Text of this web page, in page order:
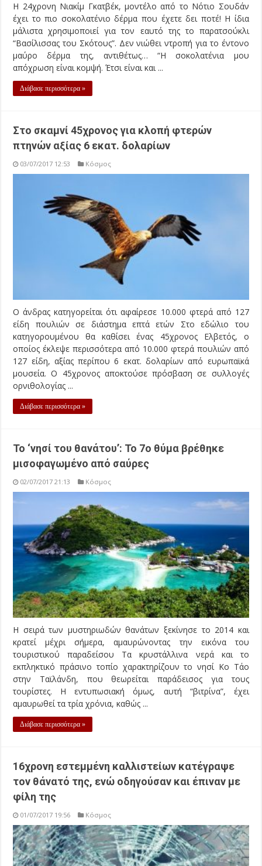
H 24χρονη Nιακίμ Γκατβέκ, μοντέλο από το Νότιο Σουδάν
έχει το πιο σοκολατένιο δέρμα που έχετε δει ποτέ! Η ίδια
μάλιστα χρησιμοποιεί για τον εαυτό της το παρατσούκλι
“Βασίλισσας του Σκότους”. Δεν νιώθει ντροπή για το έντονο
μαύρο δέρμα της, αντιθέτως… “Η σοκολατένια μου
απόχρωση είναι κομψή. Έτσι είναι και ...
Διάβασε περισσότερα »
Στο σκαμνί 45χρονος για κλοπή φτερών
πτηνών αξίας 6 εκατ. δολαρίων
03/07/2017 12:53 Κόσμος
Ο άνδρας κατηγορείται ότι αφαίρεσε 10.000 φτερά από 127
είδη πουλιών σε διάστημα επτά ετών Στο εδώλιο του
κατηγορουμένου θα καθίσει ένας 45χρονος Ελβετός, ο
οποίος έκλεψε περισσότερα από 10.000 φτερά πουλιών από
127 είδη, αξίας περίπου 6 εκατ. δολαρίων από ευρωπαϊκά
μουσεία. Ο 45χρονος αποκτούσε πρόσβαση σε συλλογές
ορνιθολογίας ...
Διάβασε περισσότερα »
Το ‘νησί του θανάτου’: Το 7ο θύμα βρέθηκε
μισοφαγωμένο από σαύρες
02/07/2017 21:13 Κόσμος
Η σειρά των μυστηριωδών θανάτων ξεκίνησε το 2014 και
κρατεί μέχρι σήμερα, αμαυρώνοντας την εικόνα του
τουριστικού παραδείσου Τα κρυστάλλινα νερά και το
εκπληκτικό πράσινο τοπίο χαρακτηρίζουν το νησί Κο Τάο
στην Ταϊλάνδη, που θεωρείται παράδεισος για τους
τουρίστες. Η εντυπωσιακή όμως, αυτή “βιτρίνα”, έχει
αμαυρωθεί τα τρία χρόνια, καθώς ...
Διάβασε περισσότερα »
16χρονη εστεμμένη καλλιστείων κατέγραψε
τον θάνατό της, ενώ οδηγούσαν και έπιναν με
φίλη της
01/07/2017 19:56 Κόσμος